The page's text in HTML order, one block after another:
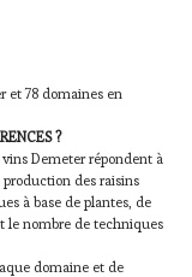
et 78 domaines en
?
Demeter répondent à
des raisins
à base de plantes, de
le nombre de techniques
domaine et de